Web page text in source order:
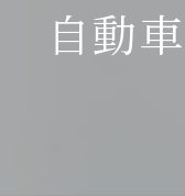
自動